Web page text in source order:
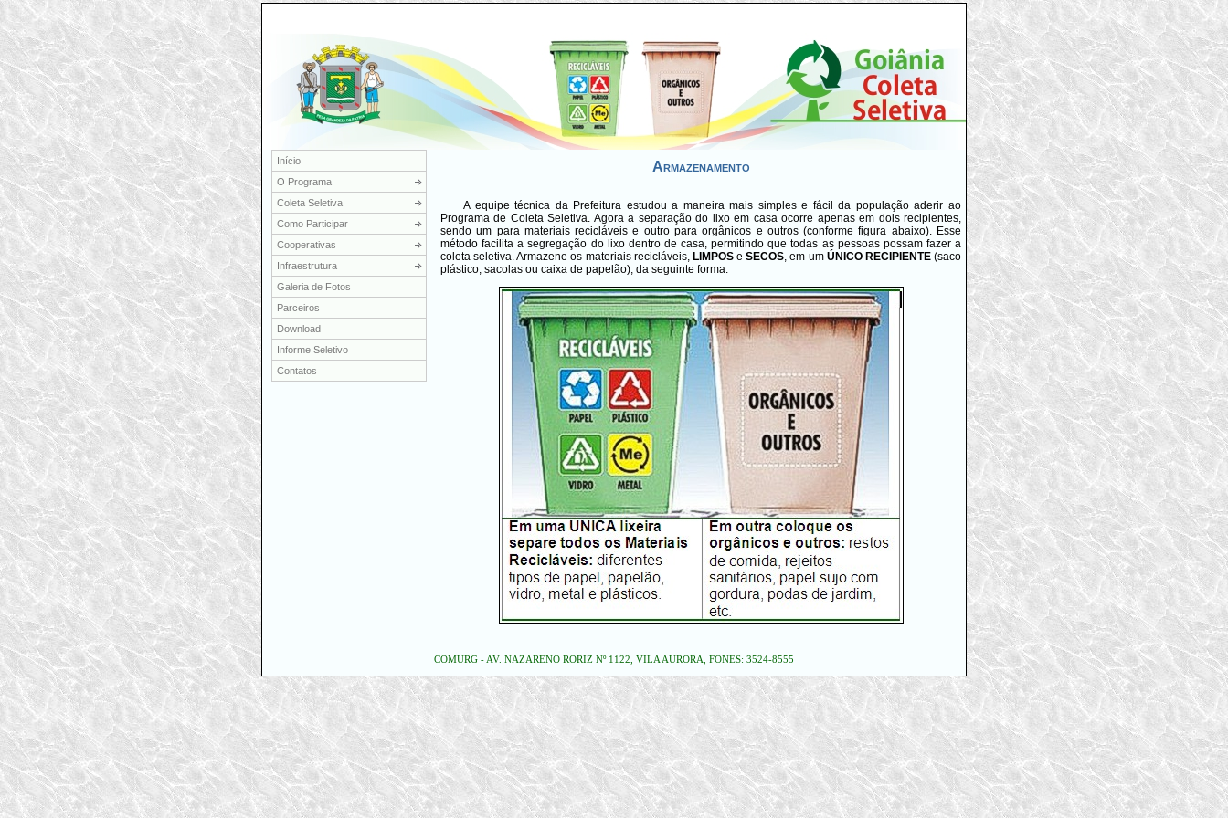
Início
O Programa
Coleta Seletiva
Como Participar
Cooperativas
Infraestrutura
Galeria de Fotos
Parceiros
Download
Informe Seletivo
Contatos
Armazenamento
A equipe técnica da Prefeitura estudou a maneira mais simples e fácil da população aderir ao
Programa de Coleta Seletiva. Agora a separação do lixo em casa ocorre apenas em dois recipientes,
sendo um para materiais recicláveis e outro para orgânicos e outros (conforme figura abaixo). Esse
método facilita a segregação do lixo dentro de casa, permitindo que todas as pessoas possam fazer a
coleta seletiva. Armazene os materiais recicláveis, LIMPOSeSECOS, em um ÚNICO RECIPIENTE(saco
plástico, sacolas ou caixa de papelão), da seguinte forma:
COMURG - AV. NAZARENO RORIZ Nº 1122, VILA AURORA, FONES: 3524-8555